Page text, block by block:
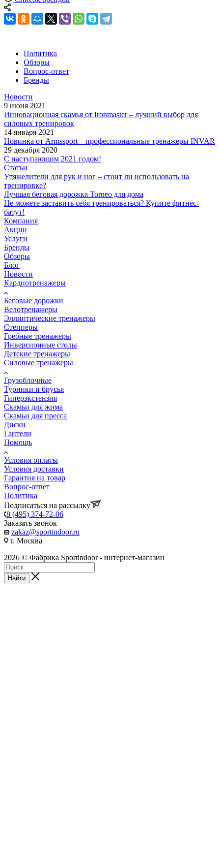
Политика
Обзоры
Вопрос-ответ
Бренды
Новости
9 июня 2021
Инновационная скамья от Ironmaster – лучший выбор для
силовых тренировок
14 января 2021
Новинка от Armssport – профессиональные тренажеры INVAR
29 декабря 2020
С наступающим 2021 годом!
Статьи
Утяжелители для рук и ног – стоит ли использовать на
тренировке?
Лучшая беговая дорожка Torneo для дома
Не можете заставить себя тренироваться? Купите фитнес-
батут!
Компания
Акции
Услуги
Бренды
Обзоры
Блог
Новости
Кардиотренажеры
Беговые дорожки
Велотренажеры
Эллиптические тренажеры
Степперы
Гребные тренажеры
Инверсионные столы
Детские тренажеры
Силовые тренажеры
Грузоблочные
Турники и брусья
Гиперэкстензия
Скамьи для жима
Скамьи для пресса
Диски
Гантели
Помощь
Условия оплаты
Условия доставки
Гарантия на товар
Вопрос-ответ
Политика
Подписаться на рассылку
8 (495) 374-72-06
Заказать звонок
zakaz@sportindoor.ru
г. Москва
2026 © Фабрика Sportindoor - интернет-магазин
Найти